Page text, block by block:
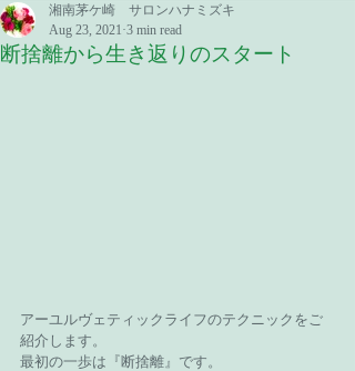
断捨離から生き返りのスタート
湘南茅ケ崎 サロンハナミズキ
Aug 23, 2021 3 min read
アーユルヴェティックライフのテクニックをご
紹介します。
最初の一歩は『断捨離』です。